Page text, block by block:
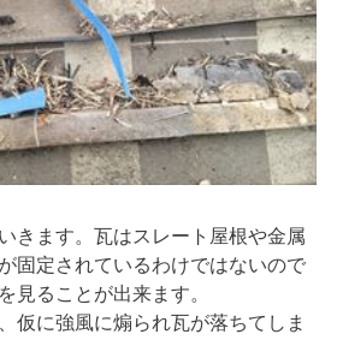
きます。瓦はスレート屋根や金属
固定されているわけではないので
見ることが出来ます。
仮に強風に煽られ瓦が落ちてしま